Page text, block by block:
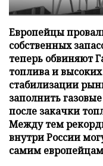
Европейцы
собственных
теперь обвиняют
топлива и
стабилизации
заполнить
после закачки
Между тем
внутри России
самим